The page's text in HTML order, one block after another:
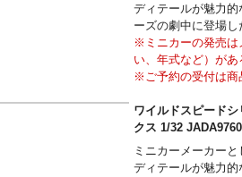
ディテールが魅力
ーズの劇中に登場し
※ミニカーの発売は
い、年式など）があ
※ご予約の受付は商
ワイルドスピード
クス 1/32
ミニカーメーカー
ディテールが魅力